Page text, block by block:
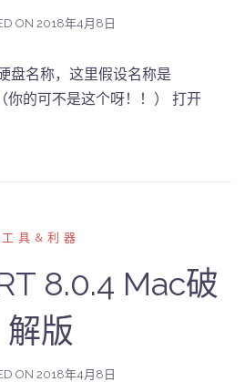
ON 2018年4月8日
盘名称，这里假设名称是
你的可不是这个呀！！） 打开
工具&利器
8.0.4 Mac破
解版
ON 2018年4月8日